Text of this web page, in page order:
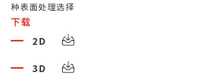
种表面处理选择
下载
2D
3D